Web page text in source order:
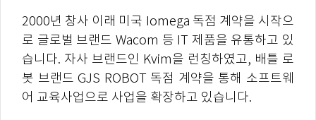
2000년 창사 이래 미국 Iomega 독점 계약을 시작으
로 글로벌 브랜드 Wacom 등 IT 제품을 유통하고 있
습니다. 자사 브랜드인 Kvim을 런칭하였고, 배틀 로
봇 브랜드 GJS ROBOT 독점 계약을 통해 소프트웨
어 교육사업으로 사업을 확장하고 있습니다.